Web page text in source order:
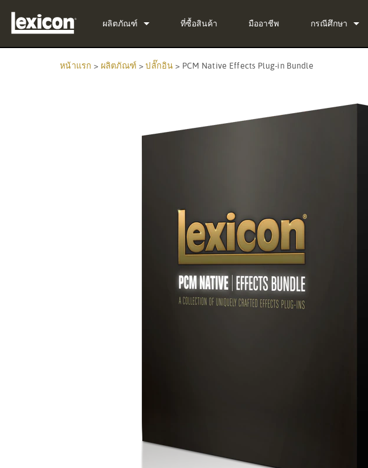
ผลิตภัณฑ์
LXP Native Reverb Plug-in Bundle
PCM96 Surround
BOB-32
ผลิตภัณฑ์ที่ยกเลิกการผลิต
ที่ซื้อสินค้า มืออาชีพ กรณีศึกษา
หน้าแรก > ผลิตภัณฑ์ >ปลั๊กอิน > PCM Native Effects Plug-in Bundle